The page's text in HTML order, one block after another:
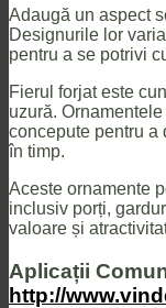
Adaugă un aspect
Designurile lor
pentru a se potrivi
Fierul forjat este
uzură.
concepute pentru a
în timp.
Aceste ornamente
inclusiv porți,
valoare și
Aplicații
http://